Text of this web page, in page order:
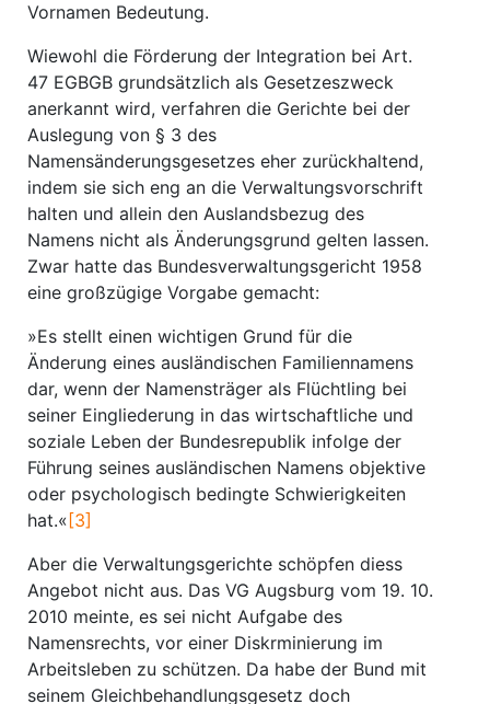
Vornamen Bedeutung.
Wiewohl die Förderung der Integration bei Art.
47 EGBGB grundsätzlich als Gesetzeszweck
anerkannt wird, verfahren die Gerichte bei der
Auslegung von § 3 des
Namensänderungsgesetzes eher zurückhaltend,
indem sie sich eng an die Verwaltungsvorschrift
halten und allein den Auslandsbezug des
Namens nicht als Änderungsgrund gelten lassen.
Zwar hatte das Bundesverwaltungsgericht 1958
eine großzügige Vorgabe gemacht:
»Es stellt einen wichtigen Grund für die
Änderung eines ausländischen Familiennamens
dar, wenn der Namensträger als Flüchtling bei
seiner Eingliederung in das wirtschaftliche und
soziale Leben der Bundesrepublik infolge der
Führung seines ausländischen Namens objektive
oder psychologisch bedingte Schwierigkeiten
hat.« [3]
Aber die Verwaltungsgerichte schöpfen diess
Angebot nicht aus. Das VG Augsburg vom 19. 10.
2010 meinte, es sei nicht Aufgabe des
Namensrechts, vor einer Diskrminierung im
Arbeitsleben zu schützen. Da habe der Bund mit
seinem Gleichbehandlungsgesetz doch